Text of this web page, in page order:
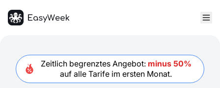
Zeitlich begrenztes Angebot: minus 50%
auf alle Tarife im ersten Monat.